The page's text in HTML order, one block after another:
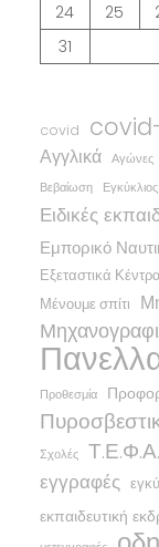
24
25
31
covid
Αγγλικά Αγώνες
Βεβαίωση Εγκύκλιος
Ειδικές
Εμπορικό
Εξεταστικά Κέντρα
Μένουμε σπίτι
Προθεσμία
Σχολές
εγγραφές
εκπαιδευτική